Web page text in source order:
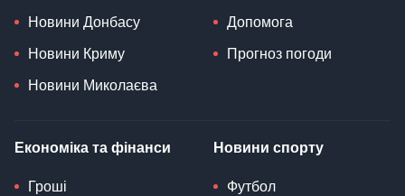
Новини Донбасу
Новини Криму
Новини Миколаєва
Допомога
Прогноз погоди
Економіка та фінанси
Гроші
Новини спорту
Футбол